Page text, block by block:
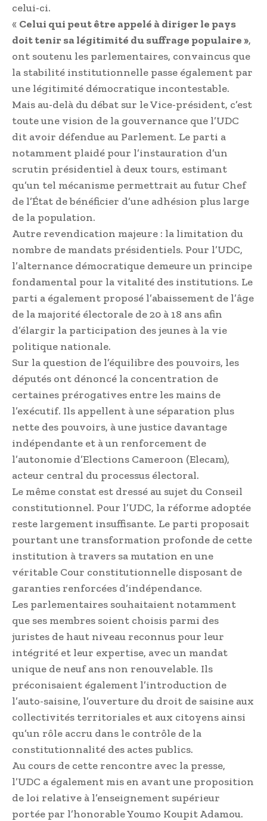
celui-ci.
« Celui qui peut être appelé à diriger le pays
doit tenir sa légitimité du suffrage populaire »,
ont soutenu les parlementaires, convaincus que
la stabilité institutionnelle passe également par
une légitimité démocratique incontestable.
Mais au-delà du débat sur le Vice-président, c’est
toute une vision de la gouvernance que l’UDC
dit avoir défendue au Parlement. Le parti a
notamment plaidé pour l’instauration d’un
scrutin présidentiel à deux tours, estimant
qu’un tel mécanisme permettrait au futur Chef
de l’État de bénéficier d’une adhésion plus large
de la population.
Autre revendication majeure : la limitation du
nombre de mandats présidentiels. Pour l’UDC,
l’alternance démocratique demeure un principe
fondamental pour la vitalité des institutions. Le
parti a également proposé l’abaissement de l’âge
de la majorité électorale de 20 à 18 ans afin
d’élargir la participation des jeunes à la vie
politique nationale.
Sur la question de l’équilibre des pouvoirs, les
députés ont dénoncé la concentration de
certaines prérogatives entre les mains de
l’exécutif. Ils appellent à une séparation plus
nette des pouvoirs, à une justice davantage
indépendante et à un renforcement de
l’autonomie d’Elections Cameroon (Elecam),
acteur central du processus électoral.
Le même constat est dressé au sujet du Conseil
constitutionnel. Pour l’UDC, la réforme adoptée
reste largement insuffisante. Le parti proposait
pourtant une transformation profonde de cette
institution à travers sa mutation en une
véritable Cour constitutionnelle disposant de
garanties renforcées d’indépendance.
Les parlementaires souhaitaient notamment
que ses membres soient choisis parmi des
juristes de haut niveau reconnus pour leur
intégrité et leur expertise, avec un mandat
unique de neuf ans non renouvelable. Ils
préconisaient également l’introduction de
l’auto-saisine, l’ouverture du droit de saisine aux
collectivités territoriales et aux citoyens ainsi
qu’un rôle accru dans le contrôle de la
constitutionnalité des actes publics.
Au cours de cette rencontre avec la presse,
l’UDC a également mis en avant une proposition
de loi relative à l’enseignement supérieur
portée par l’honorable Youmo Koupit Adamou.